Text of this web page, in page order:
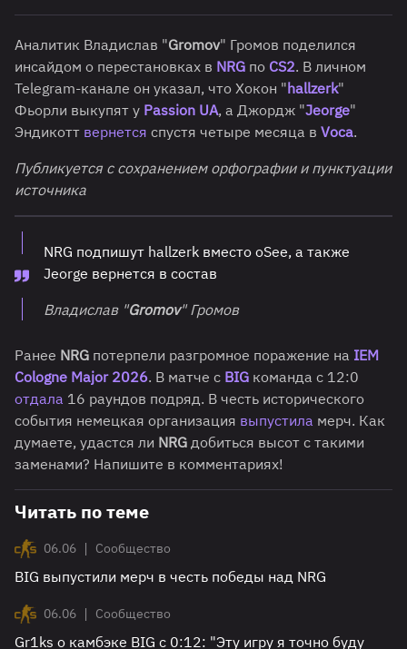
Аналитик Владислав "Gromov" Громов поделился
инсайдом о перестановках в NRG по CS2. В личном
Telegram-канале он указал, что Хокон "hallzerk"
Фьорли выкупят у Passion UA, а Джордж "Jeorge"
Эндикотт вернется спустя четыре месяца в Voca.
Публикуется с сохранением орфографии и пунктуации
источника
NRG подпишут hallzerk вместо oSee, а также
Jeorge вернется в состав
Владислав "Gromov" Громов
Ранее NRG потерпели разгромное поражение на IEM
Cologne Major 2026. В матче с BIG команда с 12:0
отдала 16 раундов подряд. В честь исторического
события немецкая организация выпустила мерч. Как
думаете, удастся ли NRG добиться высот с такими
заменами? Напишите в комментариях!
Читать по теме
06.06 | Сообщество
BIG выпустили мерч в честь победы над NRG
06.06 | Сообщество
Gr1ks о камбэке BIG с 0:12: "Эту игру я точно буду